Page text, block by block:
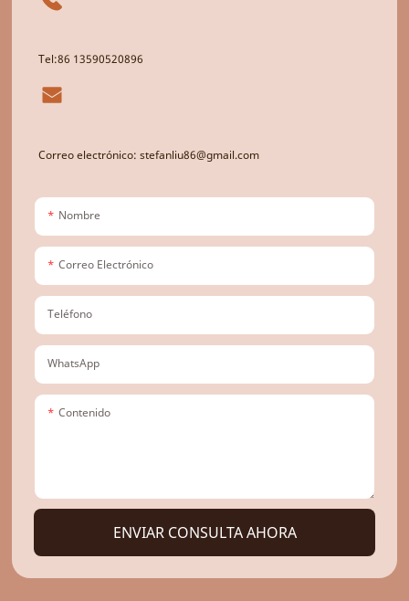
Tel:86 13590520896
Correo electrónico: stefanliu86@gmail.com
Nombre
Correo Electrónico
Teléfono
WhatsApp
Contenido
ENVIAR CONSULTA AHORA